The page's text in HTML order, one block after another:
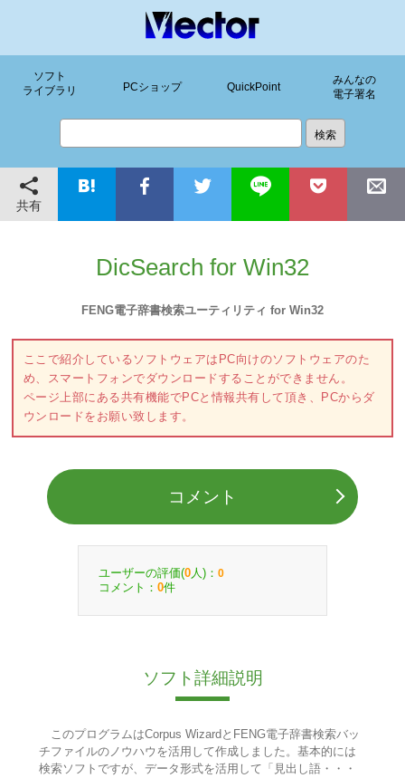
ソフト
ライブラリ
PCショップ QuickPoint
みんなの
電子署名
共有
DicSearch for Win32
FENG電子辞書検索ユーティリティ for Win32
ここで紹介しているソフトウェアはPC向けのソフトウェアのた
め、スマートフォンでダウンロードすることができません。
ページ上部にある共有機能でPCと情報共有して頂き、PCからダ
ウンロードをお願い致します。
コメント
ユーザーの評価(0 人)： 0
コメント： 0件
ソフト詳細説明
このプログラムはCorpus WizardとFENG電子辞書検索バッ
チファイルのノウハウを活用して作成しました。基本的には
検索ソフトですが、データ形式を活用して「見出し語・・・